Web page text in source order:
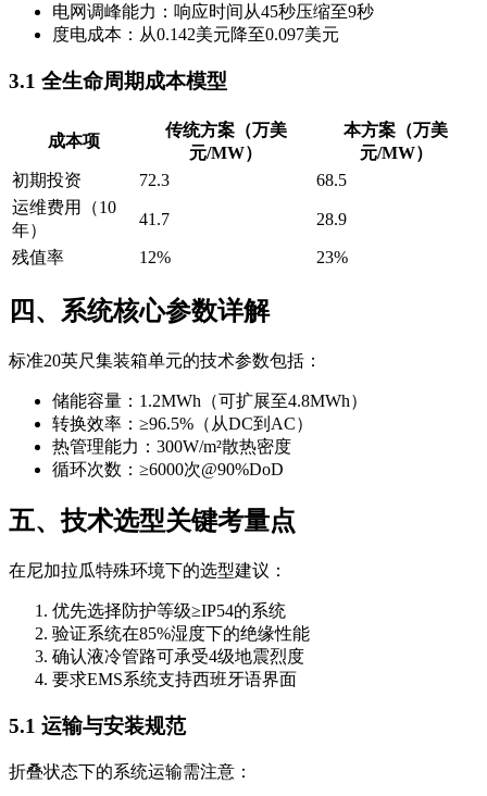
电网调峰能力：响应时间从45秒压缩至9秒
度电成本：从0.142美元降至0.097美元
3.1 全生命周期成本模型
成本项
传统方案（万美
元/MW）
本方案（万美
元/MW）
初期投资
72.3
68.5
运维费用（10
年）
41.7 28.9
残值率 12% 23%
四、系统核心参数详解
标准20英尺集装箱单元的技术参数包括：
储能容量：1.2MWh（可扩展至4.8MWh）
转换效率：≥96.5%（从DC到AC）
热管理能力：300W/m²散热密度
循环次数：≥6000次@90%DoD
五、技术选型关键考量点
在尼加拉瓜特殊环境下的选型建议：
优先选择防护等级≥IP54的系统
验证系统在85%湿度下的绝缘性能
确认液冷管路可承受4级地震烈度
要求EMS系统支持西班牙语界面
5.1 运输与安装规范
折叠状态下的系统运输需注意：